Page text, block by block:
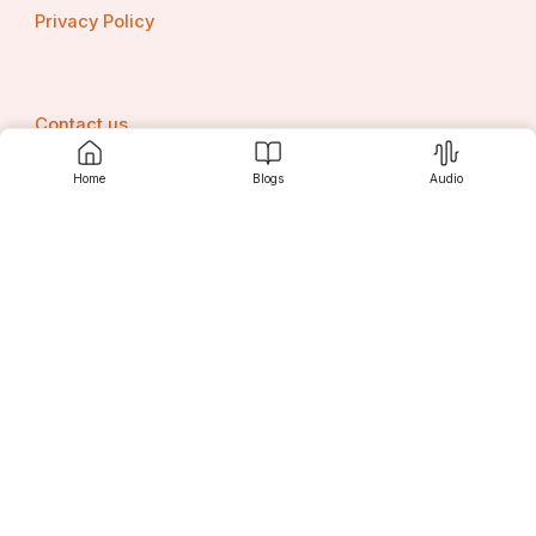
Home Blogs Audio
Privacy Policy
Contact us